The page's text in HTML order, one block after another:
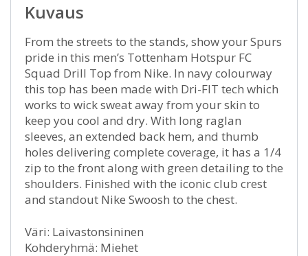
Kuvaus
From the streets to the stands, show your Spurs
pride in this men’s Tottenham Hotspur FC
Squad Drill Top from Nike. In navy colourway
this top has been made with Dri-FIT tech which
works to wick sweat away from your skin to
keep you cool and dry. With long raglan
sleeves, an extended back hem, and thumb
holes delivering complete coverage, it has a 1/4
zip to the front along with green detailing to the
shoulders. Finished with the iconic club crest
and standout Nike Swoosh to the chest.
Väri: Laivastonsininen
Kohderyhmä: Miehet